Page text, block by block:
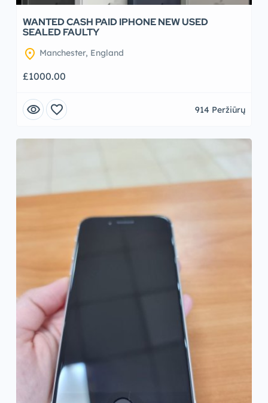
WANTED CASH PAID IPHONE NEW USED
SEALED FAULTY
location_on Manchester, England
£1000.00
visibility favorite 914 Peržiūrų